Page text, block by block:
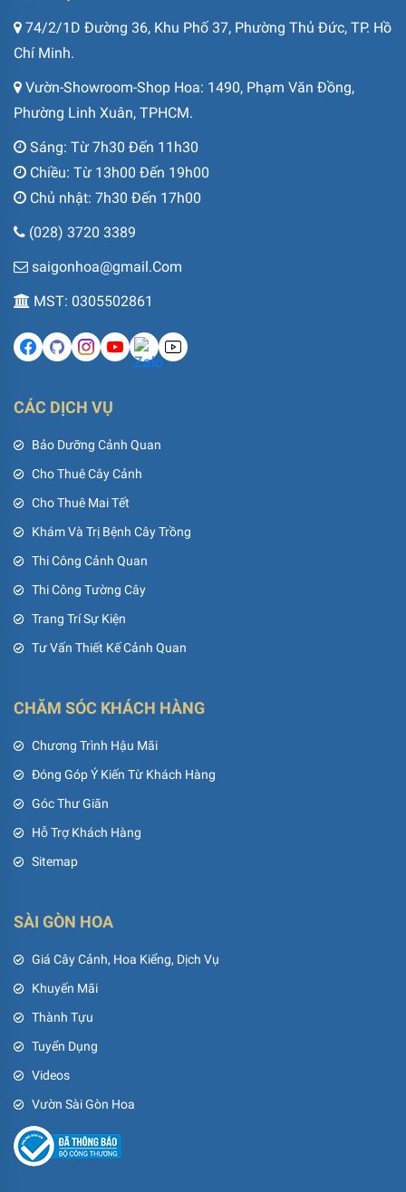
74/2/1D Đường 36, Khu Phố 37, Phường Thủ Đức, TP. Hồ
Chí Minh.
Vườn-Showroom-Shop Hoa: 1490, Phạm Văn Đồng,
Phường Linh Xuân, TPHCM.
Sáng: Từ 7h30 Đến 11h30
Chiều: Từ 13h00 Đến 19h00
Chủ nhật: 7h30 Đến 17h00
(028) 3720 3389
saigonhoa@gmail.Com
MST: 0305502861
CÁC DỊCH VỤ
Bảo Dưỡng Cảnh Quan
Cho Thuê Cây Cảnh
Cho Thuê Mai Tết
Khám Và Trị Bệnh Cây Trồng
Thi Công Cảnh Quan
Thi Công Tường Cây
Trang Trí Sự Kiện
Tư Vấn Thiết Kế Cảnh Quan
CHĂM SÓC KHÁCH HÀNG
Chương Trình Hậu Mãi
Đóng Góp Ý Kiến Từ Khách Hàng
Góc Thư Giãn
Hỗ Trợ Khách Hàng
Sitemap
SÀI GÒN HOA
Giá Cây Cảnh, Hoa Kiểng, Dịch Vụ
Khuyến Mãi
Thành Tựu
Tuyển Dụng
Videos
Vườn Sài Gòn Hoa